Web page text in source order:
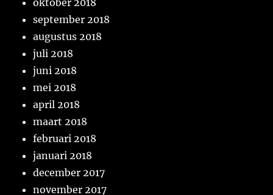
oktober 2018
september 2018
augustus 2018
juli 2018
juni 2018
mei 2018
april 2018
maart 2018
februari 2018
januari 2018
december 2017
november 2017